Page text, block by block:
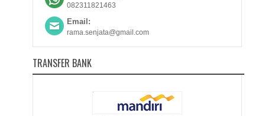
082311821463
Email:
rama.senjata@gmail.com
TRANSFER BANK